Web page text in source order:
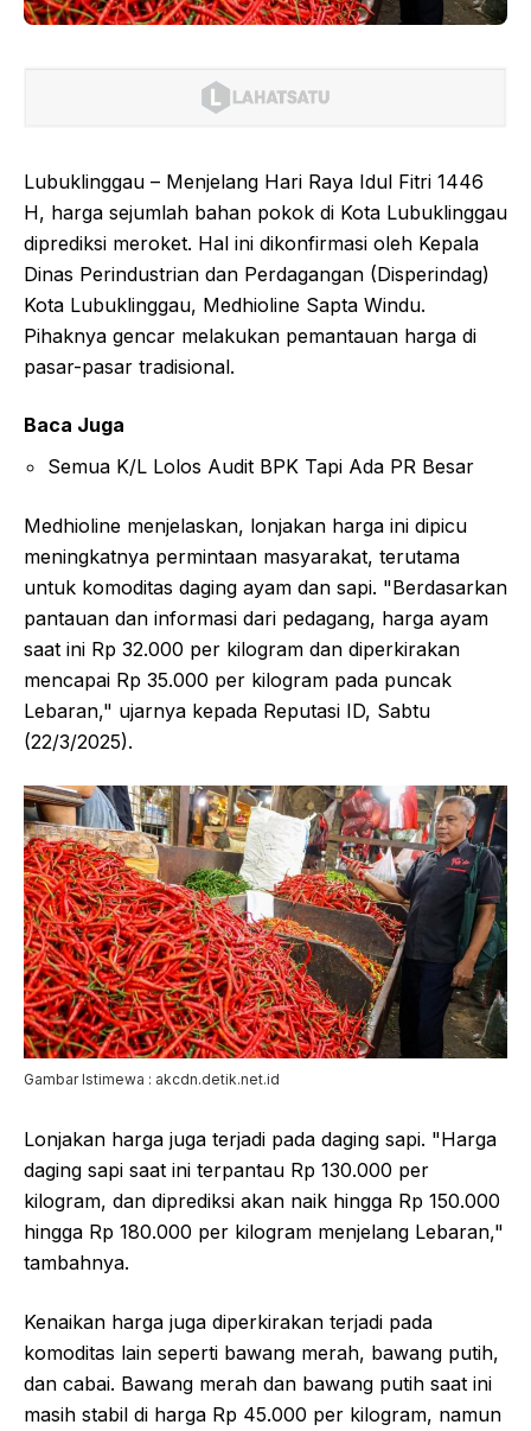
Lubuklinggau – Menjelang Hari Raya Idul Fitri 1446
H, harga sejumlah bahan pokok di Kota Lubuklinggau
diprediksi meroket. Hal ini dikonfirmasi oleh Kepala
Dinas Perindustrian dan Perdagangan (Disperindag)
Kota Lubuklinggau, Medhioline Sapta Windu.
Pihaknya gencar melakukan pemantauan harga di
pasar-pasar tradisional.
Baca Juga
Semua K/L Lolos Audit BPK Tapi Ada PR Besar
Medhioline menjelaskan, lonjakan harga ini dipicu
meningkatnya permintaan masyarakat, terutama
untuk komoditas daging ayam dan sapi. "Berdasarkan
pantauan dan informasi dari pedagang, harga ayam
saat ini Rp 32.000 per kilogram dan diperkirakan
mencapai Rp 35.000 per kilogram pada puncak
Lebaran," ujarnya kepada Reputasi ID, Sabtu
(22/3/2025).
Gambar Istimewa : akcdn.detik.net.id
Lonjakan harga juga terjadi pada daging sapi. "Harga
daging sapi saat ini terpantau Rp 130.000 per
kilogram, dan diprediksi akan naik hingga Rp 150.000
hingga Rp 180.000 per kilogram menjelang Lebaran,"
tambahnya.
Kenaikan harga juga diperkirakan terjadi pada
komoditas lain seperti bawang merah, bawang putih,
dan cabai. Bawang merah dan bawang putih saat ini
masih stabil di harga Rp 45.000 per kilogram, namun